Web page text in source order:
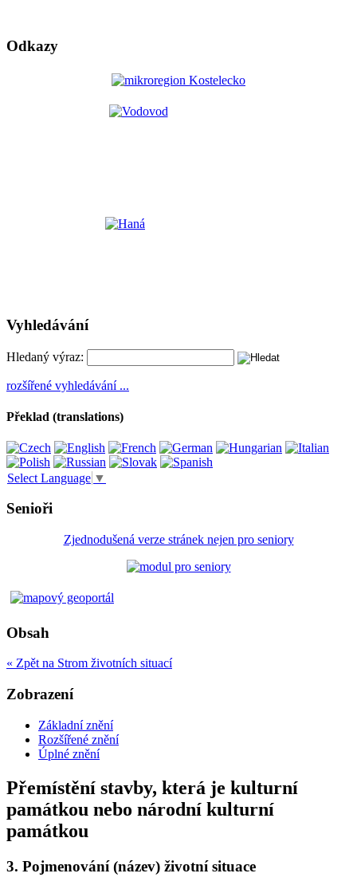
Odkazy
Vyhledávání
Hledaný výraz:
rozšířené vyhledávání ...
Překlad (translations)
Select Language ▼
Senioři
Zjednodušená verze stránek nejen pro seniory
Obsah
« Zpět na Strom životních situací
Zobrazení
Základní znění
Rozšířené znění
Úplné znění
Přemístění stavby, která je kulturní
památkou nebo národní kulturní
památkou
3. Pojmenování (název) životní situace